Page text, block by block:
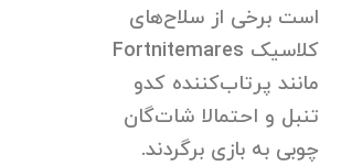
است برخی از سلاح‌های
کلاسیک Fortnitemares
مانند پرتاب‌کننده کدو
تنبل و احتمالا شات‌گان
چوبی به بازی برگردند.